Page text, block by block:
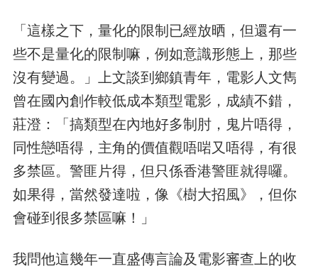
「這樣之下，量化的限制已經放晒，但還有一
些不是量化的限制嘛，例如意識形態上，那些
沒有變過。」上文談到鄉鎮青年，電影人文雋
曾在國內創作較低成本類型電影，成績不錯，
莊澄：「搞類型在內地好多制肘，鬼片唔得，
同性戀唔得，主角的價值觀唔啱又唔得，有很
多禁區。警匪片得，但只係香港警匪就得囉。
如果得，當然發達啦，像《樹大招風》，但你
會碰到很多禁區嘛！」
我問他這幾年一直盛傳言論及電影審查上的收